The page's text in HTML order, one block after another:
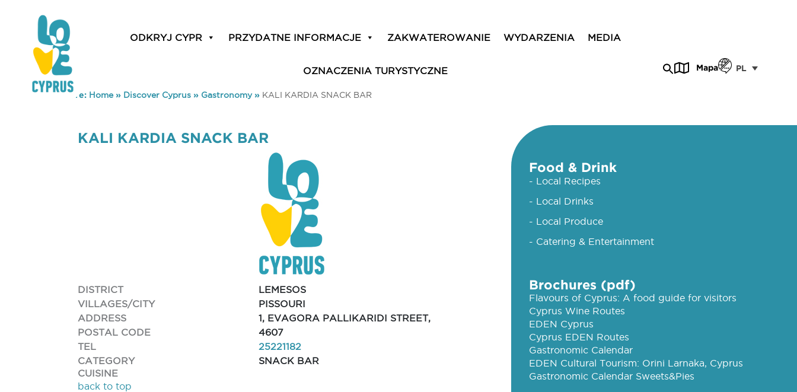
ODKRYJ CYPR PRZYDATNE INFORMACJE ZAKWATEROWANIE WYDARZENIA MEDIA
OZNACZENIA TURYSTYCZNE Mapa PL
You are here: Home» Discover Cyprus » Gastronomy» KALI KARDIA SNACK BAR
KALI KARDIA SNACK BAR
DISTRICT
LEMESOS
VILLAGES/CITY
PISSOURI
ADDRESS
1, EVAGORA PALLIKARIDI STREET,
POSTAL CODE
4607
TEL
25221182
CATEGORY
SNACK BAR
CUISINE
back to top
Food & Drink
- Local Recipes
- Local Drinks
- Local Produce
- Catering & Entertainment
Brochures (pdf)
Flavours of Cyprus: A food guide for visitors
Cyprus Wine Routes
EDEN Cyprus
Cyprus EDEN Routes
Gastronomic Calendar
EDEN Cultural Tourism: Orini Larnaka, Cyprus
Gastronomic Calendar Sweets&Pies